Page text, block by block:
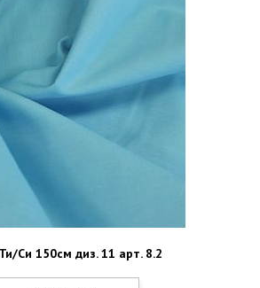
Си 150см диз. 11 арт. 8.2